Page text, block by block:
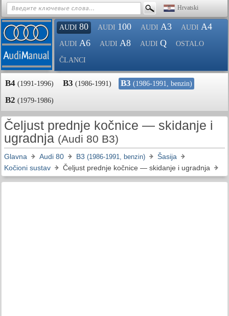
Hrvatski
AUDI 80 AUDI 100 AUDI A3 AUDI A4
AUDI A6 AUDI A8 AUDI Q OSTALO
ČLANCI
B4 (1991-1996) B3 (1986-1991) B3 (1986-1991, benzin)
B2 (1979-1986)
Čeljust prednje kočnice — skidanje i
ugradnja (Audi 80 B3)
Glavna Audi 80 B3 (1986-1991, benzin)
Šasija
Kočioni sustav
Čeljust prednje kočnice — skidanje i ugradnja